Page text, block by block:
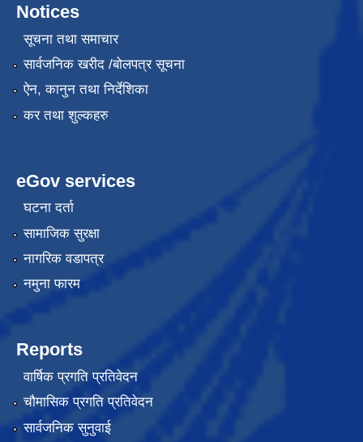
Notices
सूचना तथा समाचार
सार्वजनिक खरीद /बोलपत्र सूचना
ऐन, कानुन तथा निर्देशिका
कर तथा शुल्कहरु
eGov services
घटना दर्ता
सामाजिक सुरक्षा
नागरिक वडापत्र
नमुना फारम
Reports
वार्षिक प्रगति प्रतिवेदन
चौमासिक प्रगति प्रतिवेदन
सार्वजनिक सुनुवाई